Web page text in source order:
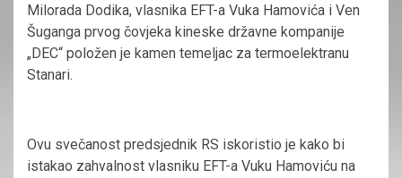
Milorada Dodika, vlasnika EFT-a Vuka Hamovića i Ven
Šuganga prvog čovjeka kineske državne kompanije
„DEC“ položen je kamen temeljac za termoelektranu
Stanari.
Ovu svečanost predsjednik RS iskoristio je kako bi
istakao zahvalnost vlasniku EFT-a Vuku Hamoviću na